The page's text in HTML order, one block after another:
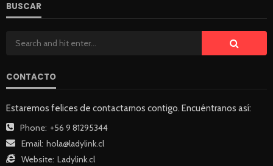
BUSCAR
CONTACTO
Estaremos felices de contactarnos contigo. Encuéntranos así:
Phone: +56 9 81295344
Email: hola@ladylink.cl
Website: Ladylink.cl